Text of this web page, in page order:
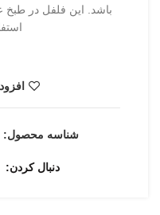
باشد. این فلفل در
شناسه محصول:
دنبال کردن